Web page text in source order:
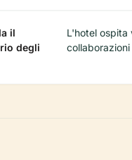
il
degli
L'hotel ospita
collaborazioni